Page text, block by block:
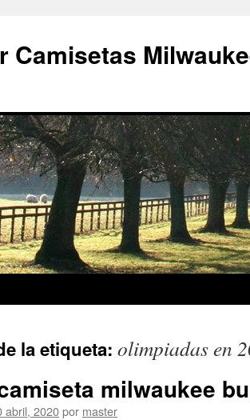
Camisetas
la etiqueta: olimpiadas en
milwaukee
abril, 2020por master